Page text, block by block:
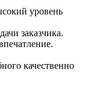
уровень
заказчика.
качественно